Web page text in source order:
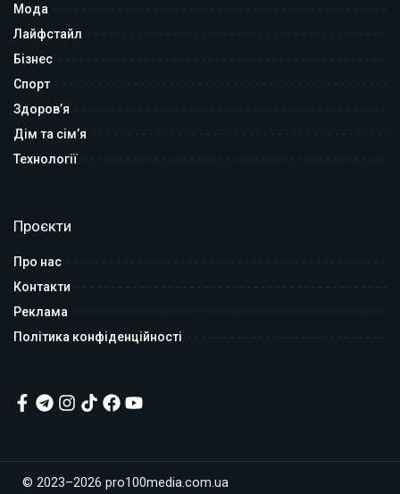
Мода
Лайфстайл
Бізнес
Спорт
Здоров’я
Дім та сім’я
Технології
Проєкти
Про нас
Контакти
Реклама
Політика конфіденційності
© 2023–2026 pro100media.com.ua